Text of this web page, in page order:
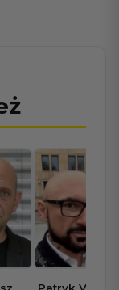
Patryk Vega